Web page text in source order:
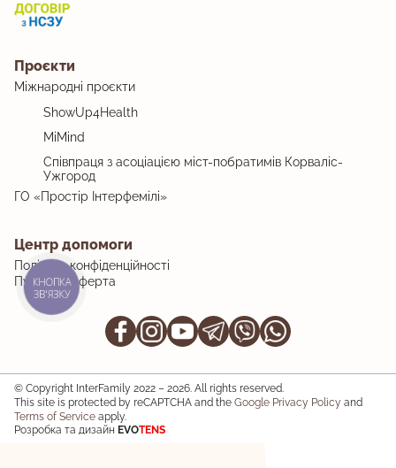
Проєкти
Міжнародні проєкти
ShowUp4Health
MiMind
Співпраця з асоціацією міст-побратимів Корваліс-
Ужгород
ГО «Простір Інтерфемілі»
Центр допомоги
Політика конфіденційності
Публічна оферта
© Copyright InterFamily 2022 – 2026. All rights reserved.
This site is protected by reCAPTCHA and the Google Privacy Policy and
Terms of Service apply.
Розробка та дизайн EVOTENS
КНОПКА
ЗВ'ЯЗКУ